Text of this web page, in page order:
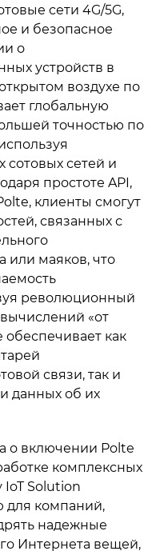
сети 4G/5G,
и безопасное
о
устройств в
воздухе по
глобальную
точностью по
сетей и
простоте API,
клиенты смогут
связанных с
или маяков, что
революционный
«от
как
связи, так и
данных об их
о включении Polte
комплексных
Solution
для компаний,
надежные
Интернета вещей,